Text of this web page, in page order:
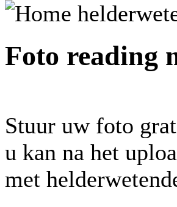
Foto reading
Stuur uw foto
u kan na het
met